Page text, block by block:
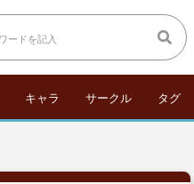
キャラ サークル タグ